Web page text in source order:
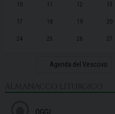
10 11 12 13
17 18 19 20
24 25 26 27
Agenda del Vescovo
ALMANACCO LITURGICO